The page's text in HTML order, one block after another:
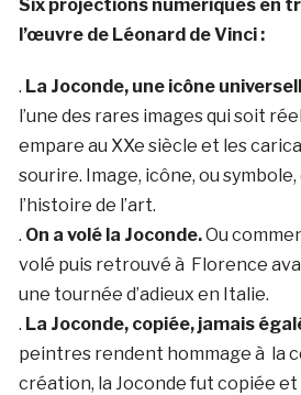
Six projections numériques en
l’œuvre de Léonard de Vinci :
. La Joconde, une icône
l’une des rares images qui soit
empare au XXe siècle et les
sourire. Image, icône, ou
l’histoire de l’art.
. On a volé la Joconde.Ou
volé puis retrouvé à Florence
une tournée d’adieux en Italie.
. La Joconde, copiée, jamais
peintres rendent hommage à la
création, la Joconde fut copiée et